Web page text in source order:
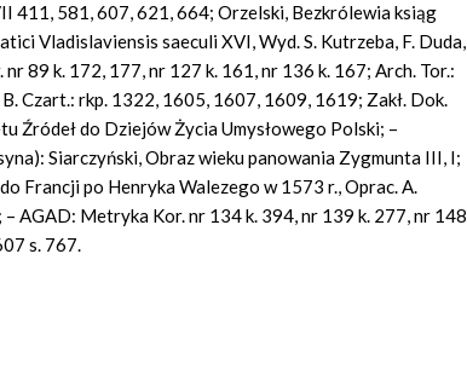
411, 581, 607, 621, 664; Orzelski, Bezkrólewia ksiąg
Vladislaviensis saeculi XVI, Wyd. S. Kutrzeba, F. Duda,
89 k. 172, 177, nr 127 k. 161, nr 136 k. 167; Arch. Tor.:
Czart.: rkp. 1322, 1605, 1607, 1609, 1619; Zakł. Dok.
Źródeł do Dziejów Życia Umysłowego Polski; –
Siarczyński, Obraz wieku panowania Zygmunta III, I;
Francji po Henryka Walezego w 1573 r., Oprac. A.
AGAD: Metryka Kor. nr 134 k. 394, nr 139 k. 277, nr 148
s. 767.